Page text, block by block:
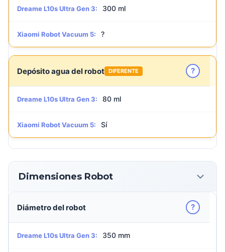
Dreame L10s Ultra Gen 3: 300 ml
Xiaomi Robot Vacuum 5: ?
Depósito agua del robot DIFERENTE ?
Dreame L10s Ultra Gen 3: 80 ml
Xiaomi Robot Vacuum 5: Sí
Dimensiones Robot
Diámetro del robot ?
Dreame L10s Ultra Gen 3: 350 mm